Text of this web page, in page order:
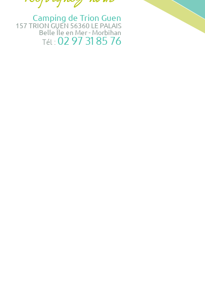
Camping de Trion Guen
157 TRION GUEN 56360 LE PALAIS
Belle Île en Mer - Morbihan
Tél : 02 97 31 85 76